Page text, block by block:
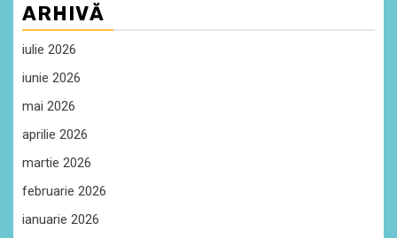
ARHIVĂ
iulie 2026
iunie 2026
mai 2026
aprilie 2026
martie 2026
februarie 2026
ianuarie 2026